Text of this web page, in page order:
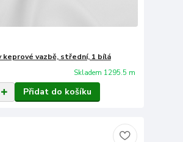
keprové vazbě, střední, 1 bílá
Skladem 1295.5 m
Přidat do košíku